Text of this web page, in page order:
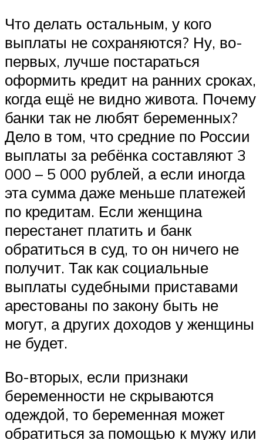
Что делать остальным, у кого
выплаты не сохраняются? Ну, во-
первых, лучше постараться
оформить кредит на ранних сроках,
когда ещё не видно живота. Почему
банки так не любят беременных?
Дело в том, что средние по России
выплаты за ребёнка составляют 3
000 – 5 000 рублей, а если иногда
эта сумма даже меньше платежей
по кредитам. Если женщина
перестанет платить и банк
обратиться в суд, то он ничего не
получит. Так как социальные
выплаты судебными приставами
арестованы по закону быть не
могут, а других доходов у женщины
не будет.
Во-вторых, если признаки
беременности не скрываются
одеждой, то беременная может
обратиться за помощью к мужу или